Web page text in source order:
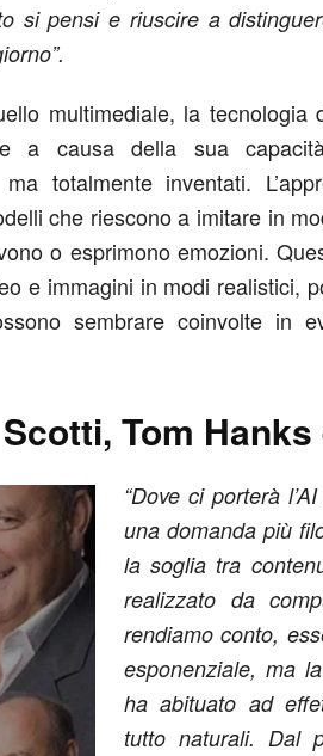
si pensi e riuscire a
multimediale, la tecnologia
a causa della sua
totalmente inventati.
che riescono a imitare in
o esprimono emozioni.
e immagini in modi realistici,
sembrare coinvolte in
Tom
“Dove ci porterà
una domanda più
la soglia tra
realizzato da
rendiamo conto,
esponenziale, ma
ha abituato ad
tutto naturali. Dal